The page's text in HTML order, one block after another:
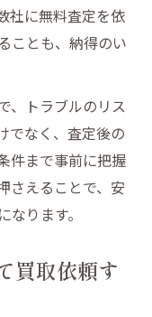
社に無料査定を依
ことも、納得のい
、トラブルのリス
でなく、査定後の
件まで事前に把握
さえることで、安
ります。
買取依頼す